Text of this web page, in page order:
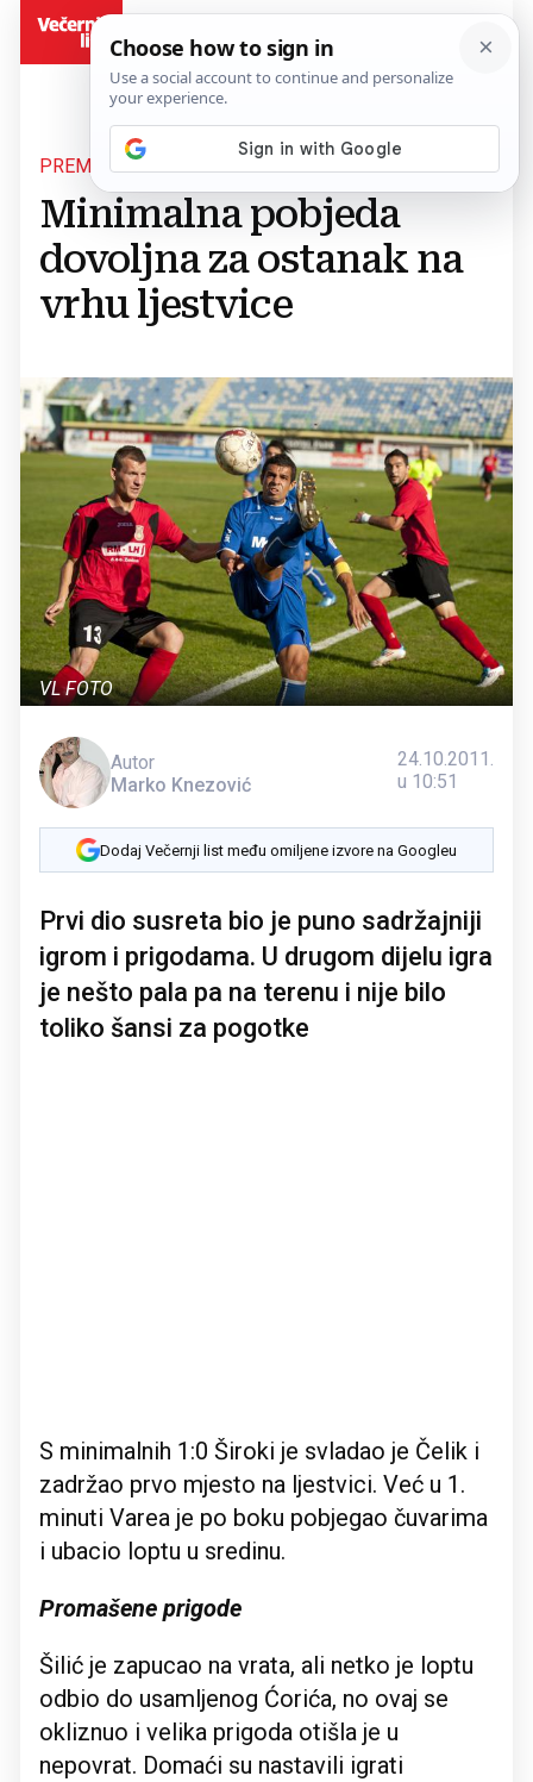
PREMIER LIGA
Minimalna pobjeda
dovoljna za ostanak na
vrhu ljestvice
VL FOTO
Autor
Marko Knezović
24.10.2011.
u 10:51
Dodaj Večernji list među omiljene izvore na Googleu
Prvi dio susreta bio je puno sadržajniji
igrom i prigodama. U drugom dijelu igra
je nešto pala pa na terenu i nije bilo
toliko šansi za pogotke
S minimalnih 1:0 Široki je svladao je Čelik i
zadržao prvo mjesto na ljestvici. Već u 1.
minuti Varea je po boku pobjegao čuvarima
i ubacio loptu u sredinu.
Promašene prigode
Šilić je zapucao na vrata, ali netko je loptu
odbio do usamljenog Ćorića, no ovaj se
okliznuo i velika prigoda otišla je u
nepovrat. Domaći su nastavili igrati